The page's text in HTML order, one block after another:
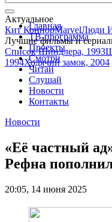
Актуальное
Кит КоннорMarvelЛюди
Лучшие фильмы и
Список Шиндлера, 1993
1994Ходячий замок, 2004
Главная
ТВ-программа
Проекты
Смотри
Читай
Слушай
Новости
Контакты
Новости
«Её частный
Рефна
20:05, 14 июня 2025